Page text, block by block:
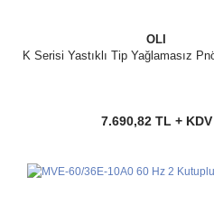
OLI
K Serisi Yastıklı Tip Yağlamasız
7.690,82 TL + KDV